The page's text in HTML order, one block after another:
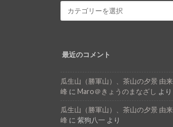
最近のコメント
瓜生山（勝軍山）、茶山の夕景 由
峰 に Maro＠きょうのまなざし より
瓜生山（勝軍山）、茶山の夕景 由
峰 に 紫狗八一 より